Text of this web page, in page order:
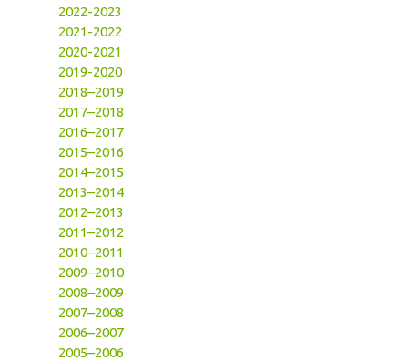
2022-2023
2021-2022
2020-2021
2019-2020
2018–2019
2017–2018
2016–2017
2015–2016
2014–2015
2013–2014
2012–2013
2011–2012
2010–2011
2009–2010
2008–2009
2007–2008
2006–2007
2005–2006